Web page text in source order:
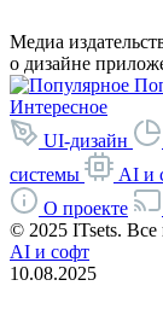
Медиа
о дизайне
Интересное
UI-дизайн
системы
AI и
О проекте
© 2025 ITsets.
AI и софт
10.08.2025